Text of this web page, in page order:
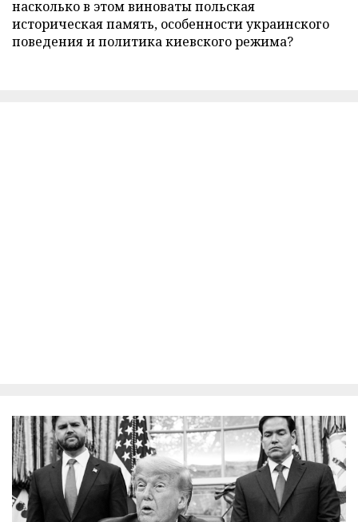
насколько в этом виноваты польская
историческая память, особенности украинского
поведения и политика киевского режима?